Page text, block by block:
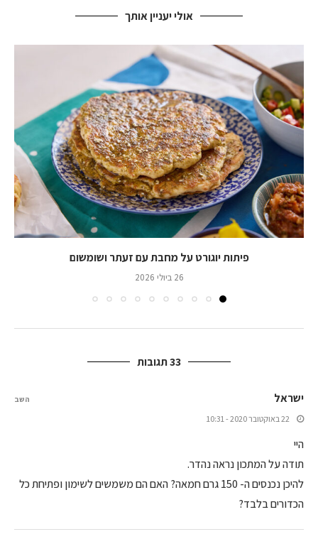
אולי יעניין אותך
פיתות יוגורט על מחבת עם זעתר ושומשום
26 ביולי 2026
33 תגובות
ישראל
22 באוקטובר 2020 - 10:31
היי
תודה על המתכון נראה נהדר.
להיכן נכנסים ה- 150 גרם חמאה? האם הם משמשים לשימון ופתיחת כל
הכדורים בלבד?
השב